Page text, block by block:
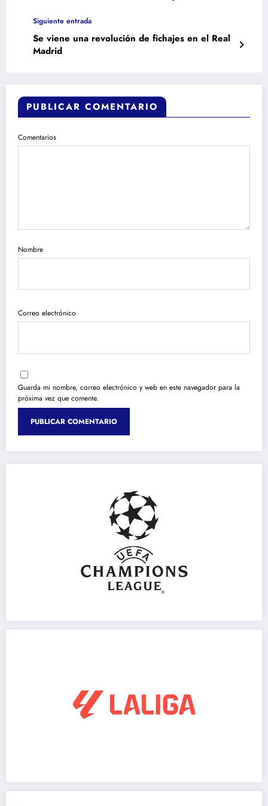
Siguiente entrada
Se viene una revolución de fichajes en el Real
Madrid
PUBLICAR COMENTARIO
Comentarios
Nombre
Correo electrónico
Guarda mi nombre, correo electrónico y web en este navegador para la
próxima vez que comente.